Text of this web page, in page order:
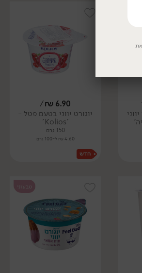
6.90
₪
/
יוגורט יווני בטעם פטל -
'Kolios'
150 גרם
4.60 ₪ ל-100 גרם
טבעוני